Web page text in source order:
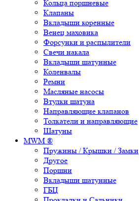
Кольца поршневые
Клапаны
Вкладыши коренные
Венец маховика
Форсунки и распылители
Свечи накала
Вкладыши шатунные
Коленвалы
Ремни
Масляные насосы
Втулки шатуна
Направляющие клапанов
Толкатели и направляющие
Шатуны
MWM ®
Пружины / Крышки / Замки
Другое
Поршни
Вкладыши шатунные
ГБЦ